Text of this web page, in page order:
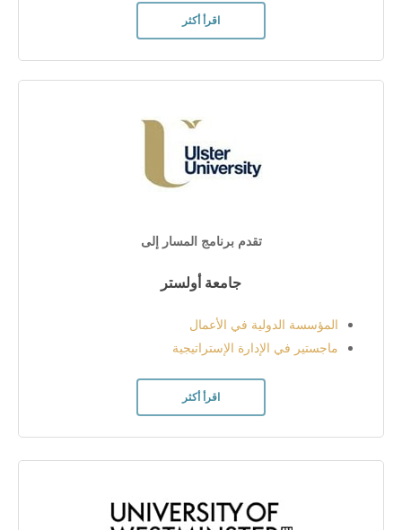
اقرأ أكثر
تقدم برنامج المسار إلى
جامعة أولستر
المؤسسة الدولية في الأعمال
ماجستير في الإدارة الإستراتيجية
اقرأ أكثر